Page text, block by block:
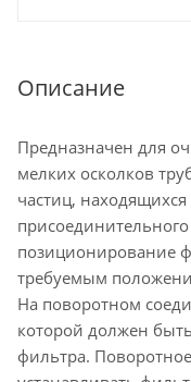
Описание
Предназначен для
мелких осколков
частиц,
позиционирование
требуемым
На поворотном
которой должен
фильтра.